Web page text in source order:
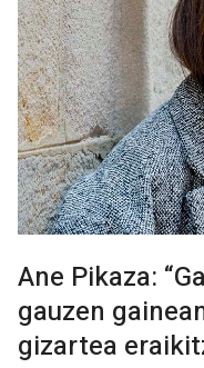
Ane Pikaza:
gauzen
gizartea